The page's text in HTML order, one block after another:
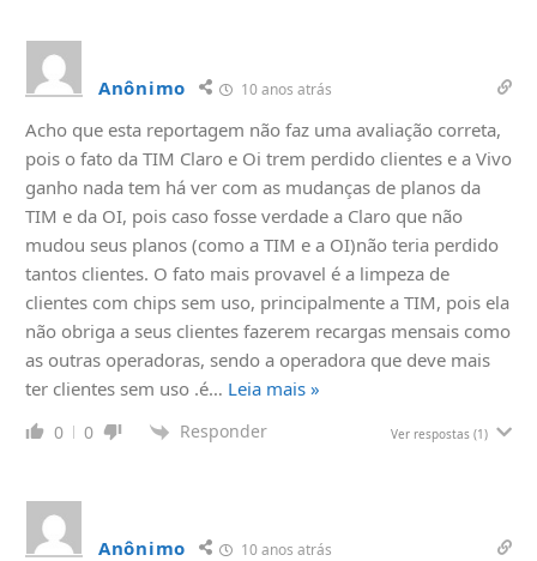
Anônimo 10 anos atrás
Acho que esta reportagem não faz uma avaliação correta,
pois o fato da TIM Claro e Oi trem perdido clientes e a Vivo
ganho nada tem há ver com as mudanças de planos da
TIM e da OI, pois caso fosse verdade a Claro que não
mudou seus planos (como a TIM e a OI)não teria perdido
tantos clientes. O fato mais provavel é a limpeza de
clientes com chips sem uso, principalmente a TIM, pois ela
não obriga a seus clientes fazerem recargas mensais como
as outras operadoras, sendo a operadora que deve mais
ter clientes sem uso .é… Leia mais »
0 0 Responder Ver respostas (1)
Anônimo 10 anos atrás